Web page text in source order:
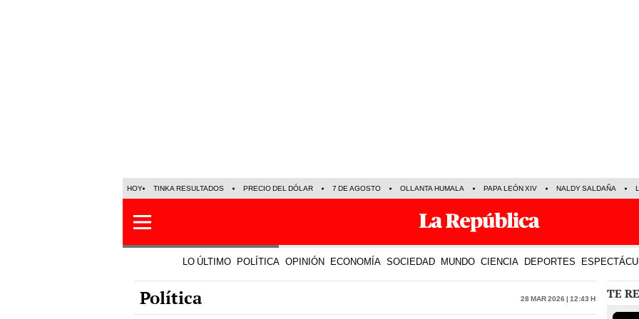
HOY TINKA RESULTADOS PRECIO DEL DÓLAR 7 DE AGOSTO OLLANTA HUMALA PAPA LEÓN XIV NALDY SALDAÑA
LO ÚLTIMO POLÍTICA OPINIÓN ECONOMÍA SOCIEDAD MUNDO CIENCIA DEPORTES
Política 28 Mar 2026 | 12:43 h TE